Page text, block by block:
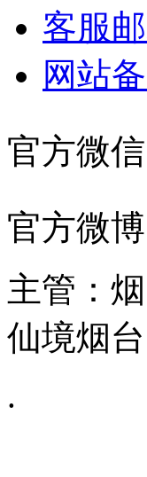
客服
网站
官方微信
官方微博
主管：
仙境烟
.